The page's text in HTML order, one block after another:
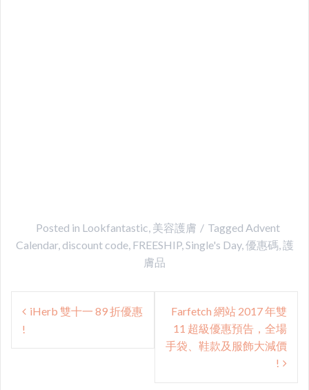
Posted in Lookfantastic, 美容護膚 Tagged Advent
Calendar, discount code, FREESHIP,Single's Day,優惠碼,護
膚品
Post
navigation
iHerb 雙十一 89 折優惠
!
Farfetch 網站 2017 年雙
11 超級優惠預告，全場
手袋、鞋款及服飾大減價
!